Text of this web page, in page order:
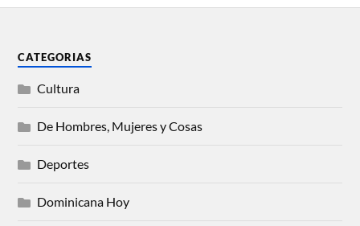
CATEGORIAS
Cultura
De Hombres, Mujeres y Cosas
Deportes
Dominicana Hoy